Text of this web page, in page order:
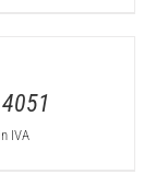
4051
IVA